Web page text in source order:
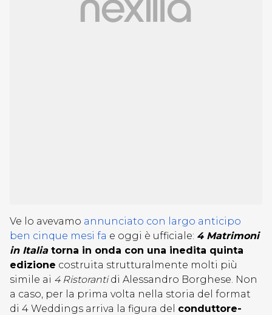
Ve lo avevamo annunciato con largo anticipo
ben cinque mesi fa e oggi è ufficiale: 4 Matrimoni
in Italiatorna in onda con una inedita quinta
edizione costruita strutturalmente molti più
simile ai 4 Ristorantidi Alessandro Borghese. Non
a caso, per la prima volta nella storia del format
di 4 Weddings arriva la figura del conduttore-